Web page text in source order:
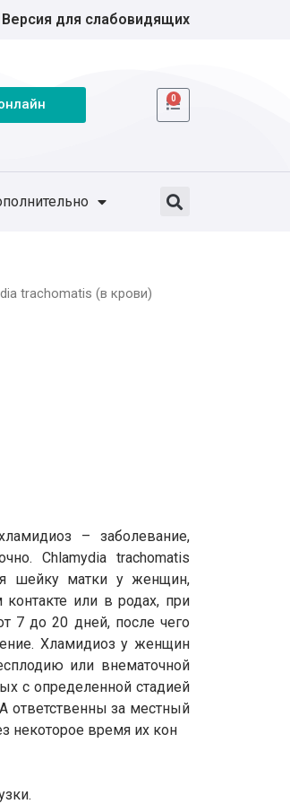
Версия для слабовидящих
0
trachomatis (в крови)
– заболевание,
Chlamydia trachomatis
шейку матки у женщин,
или в родах, при
7 до 20 дней, после чего
Хламидиоз у женщин
или внематочной
с определенной стадией
ответственны за местный
некоторое время их кон